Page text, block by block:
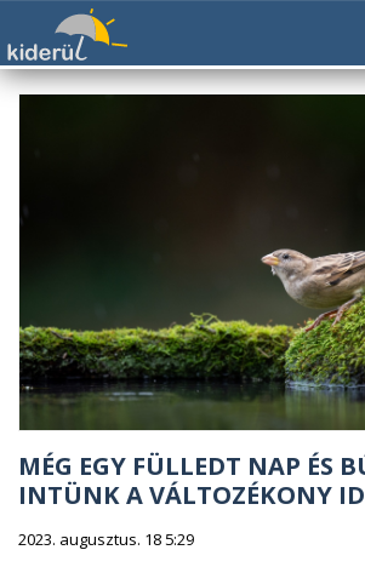
MÉG EGY FÜLLEDT NAP ÉS
INTÜNK A VÁLTOZÉKONY
2023. augusztus. 18 5:29